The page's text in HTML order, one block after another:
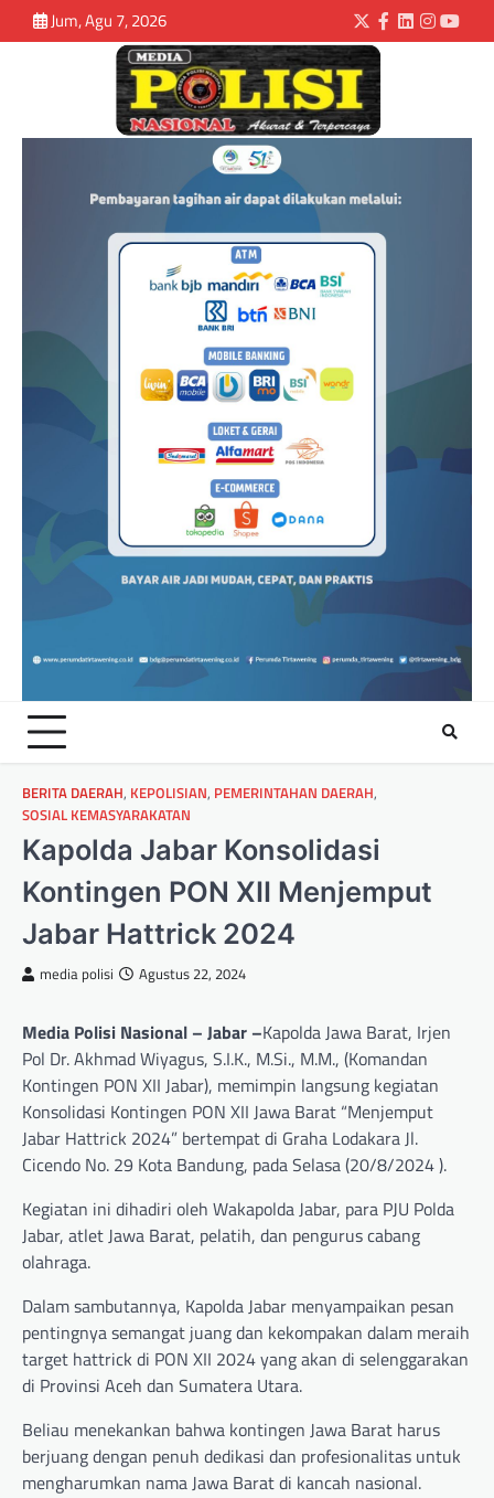
Jum, Agu 7, 2026
BERITA DAERAH, KEPOLISIAN, PEMERINTAHAN DAERAH,
SOSIAL KEMASYARAKATAN
Kapolda Jabar Konsolidasi
Kontingen PON XII Menjemput
Jabar Hattrick 2024
media polisi Agustus 22, 2024
Media Polisi Nasional – Jabar –Kapolda Jawa Barat, Irjen
Pol Dr. Akhmad Wiyagus, S.I.K., M.Si., M.M., (Komandan
Kontingen PON XII Jabar), memimpin langsung kegiatan
Konsolidasi Kontingen PON XII Jawa Barat “Menjemput
Jabar Hattrick 2024” bertempat di Graha Lodakara Jl.
Cicendo No. 29 Kota Bandung, pada Selasa (20/8/2024 ).
Kegiatan ini dihadiri oleh Wakapolda Jabar, para PJU Polda
Jabar, atlet Jawa Barat, pelatih, dan pengurus cabang
olahraga.
Dalam sambutannya, Kapolda Jabar menyampaikan pesan
pentingnya semangat juang dan kekompakan dalam meraih
target hattrick di PON XII 2024 yang akan di selenggarakan
di Provinsi Aceh dan Sumatera Utara.
Beliau menekankan bahwa kontingen Jawa Barat harus
berjuang dengan penuh dedikasi dan profesionalitas untuk
mengharumkan nama Jawa Barat di kancah nasional.